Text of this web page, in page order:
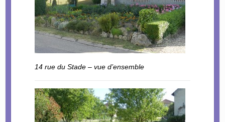
14 rue du Stade – vue d’ensemble